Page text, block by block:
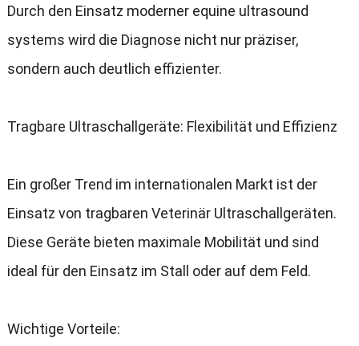
Durch den Einsatz moderner equine ultrasound
systems wird die Diagnose nicht nur präziser,
sondern auch deutlich effizienter.
Tragbare Ultraschallgeräte: Flexibilität und Effizienz
Ein großer Trend im internationalen Markt ist der
Einsatz von tragbaren Veterinär Ultraschallgeräten.
Diese Geräte bieten maximale Mobilität und sind
ideal für den Einsatz im Stall oder auf dem Feld.
Wichtige Vorteile: